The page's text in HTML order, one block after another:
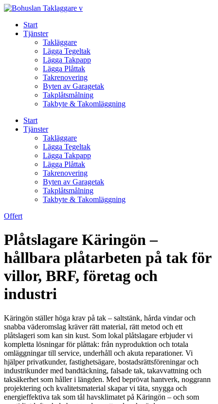
Skip
contentStart
Tjänster
Takläggare
Lägga Tegeltak
Lägga Takpapp
Lägga Plåttak
Takrenovering
Byten av Garagetak
Takplåtsmålning
Takbyte & Takomläggning
Start
Tjänster
Takläggare
Lägga Tegeltak
Lägga Takpapp
Lägga Plåttak
Takrenovering
Byten av Garagetak
Takplåtsmålning
Takbyte & Takomläggning
Offert
Plåtslagare Käringön –
hållbara plåtarbeten på tak för
villor, BRF, företag och
industri
Käringön ställer höga krav på tak – saltstänk, hårda vindar och
snabba väderomslag kräver rätt material, rätt metod och ett
plåtslageri som kan sin kust. Som lokal plåtslagare erbjuder vi
kompletta lösningar för plåttak: från nyproduktion och totala
omläggningar till service, underhåll och akuta reparationer. Vi
hjälper privatkunder, fastighetsägare, bostadsrättsföreningar och
industrikunder med bandtäckning, falsade tak, takavvattning och
taksäkerhet som håller i längden. Med beprövat hantverk, noggrann
projektering och kvalitetsmaterial skapar vi täta, snygga och
energieffektiva tak som tål havsklimatet på Käringön – och som